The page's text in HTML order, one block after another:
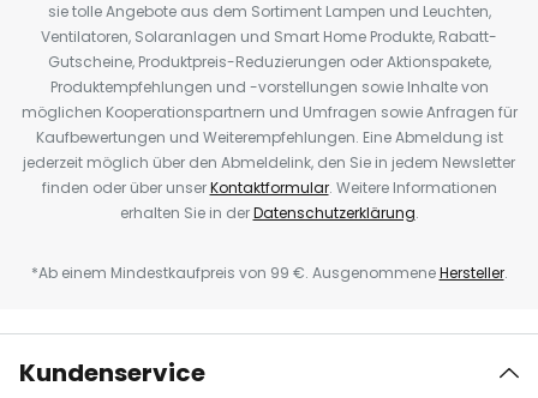
sie tolle Angebote aus dem Sortiment Lampen und Leuchten,
Ventilatoren, Solaranlagen und Smart Home Produkte, Rabatt-
Gutscheine, Produktpreis-Reduzierungen oder Aktionspakete,
Produktempfehlungen und -vorstellungen sowie Inhalte von
möglichen Kooperationspartnern und Umfragen sowie Anfragen für
Kaufbewertungen und Weiterempfehlungen. Eine Abmeldung ist
jederzeit möglich über den Abmeldelink, den Sie in jedem Newsletter
finden oder über unserKontaktformular. Weitere Informationen
erhalten Sie in derDatenschutzerklärung.
*Ab einem Mindestkaufpreis von 99 €. AusgenommeneHersteller.
Kundenservice